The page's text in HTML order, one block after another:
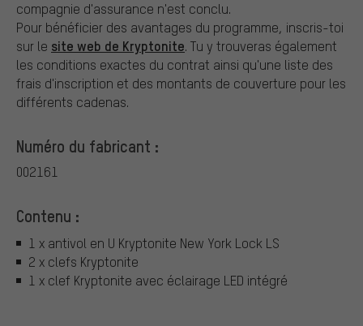
compagnie d'assurance n'est conclu.
Pour bénéficier des avantages du programme, inscris-toi
sur le site web de Kryptonite. Tu y trouveras également
les conditions exactes du contrat ainsi qu'une liste des
frais d'inscription et des montants de couverture pour les
différents cadenas.
Numéro du fabricant :
002161
Contenu :
1 x antivol en U Kryptonite New York Lock LS
2 x clefs Kryptonite
1 x clef Kryptonite avec éclairage LED intégré